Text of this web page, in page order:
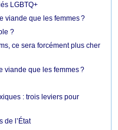
LGBTQ+
viande que les femmes ?
?
ce sera forcément plus cher
viande que les femmes ?
: trois leviers pour
de l’État